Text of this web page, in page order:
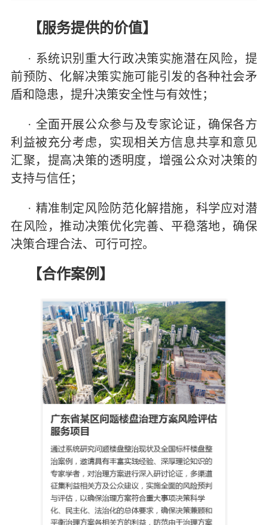
【服务提供的价值】
· 系统识别重大行政决策实施潜在风险，提
前预防、化解决策实施可能引发的各种社会矛
盾和隐患，提升决策安全性与有效性；
· 全面开展公众参与及专家论证，确保各方
利益被充分考虑，实现相关方信息共享和意见
汇聚，提高决策的透明度，增强公众对决策的
支持与信任；
· 精准制定风险防范化解措施，科学应对潜
在风险，推动决策优化完善、平稳落地，确保
决策合理合法、可行可控。
【合作案例】